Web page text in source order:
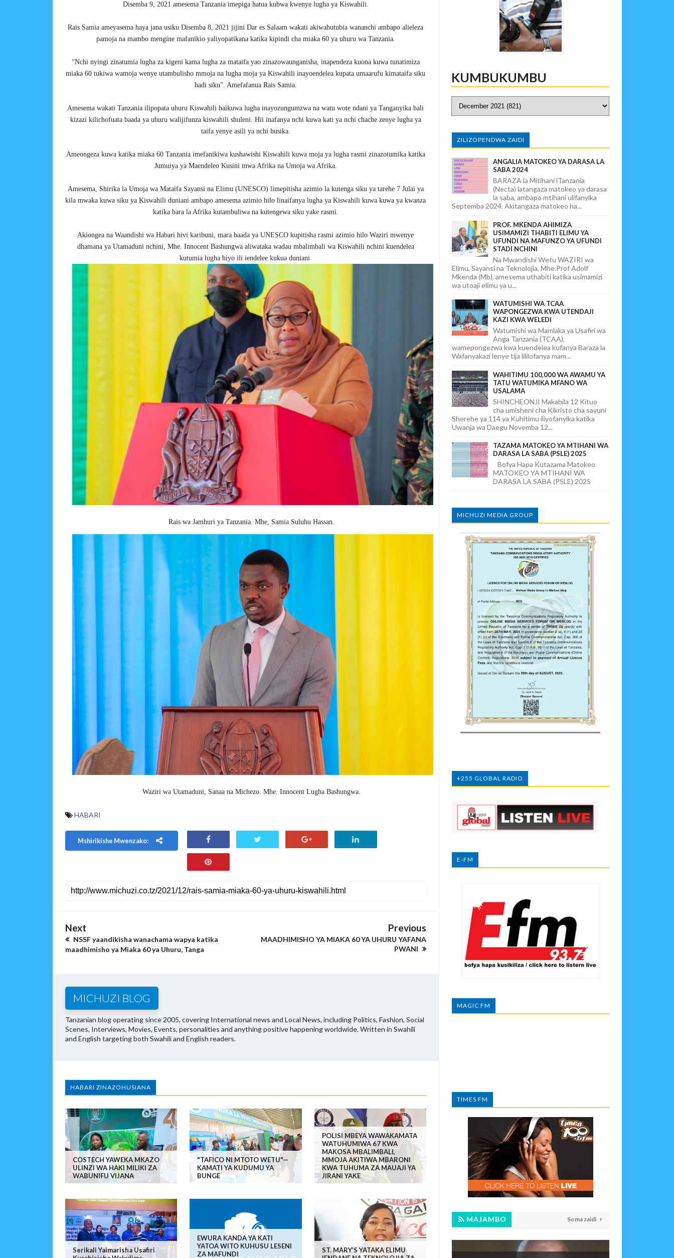
Disemba 9, 2021 amesema Tanzania imepiga hatua kubwa kwenye lugha ya Kiswahili.
Rais Samia ameyasema haya jana usiku Disemba 8, 2021 jijini Dar es Salaam wakati akiwahutubia wananchi ambapo alieleza
pamoja na mambo mengine mafanikio yaliyopatikana katika kipindi cha miaka 60 ya uhuru wa Tanzania.
“Nchi nyingi zinatumia lugha za kigeni kama lugha za mataifa yao zinazowaunganisha, inapendeza kuona kuwa tunatimiza
miaka 60 tukiwa wamoja wenye utambulisho mmoja na lugha moja ya Kiswahili inayoendelea kupata umaarufu kimataifa siku
hadi siku”. Amefafanua Rais Samia.
Amesema wakati Tanzania ilipopata uhuru Kiswahili haikuwa lugha inayozungumzwa na watu wote ndani ya Tanganyika bali
kizazi kilichofuata baada ya uhuru walijifunza kiswahili shuleni. Hii inafanya nchi kuwa kati ya nchi chache zenye lugha ya
taifa yenye asili ya nchi husika.
Ameongeza kuwa katika miaka 60 Tanzania imefanikiwa kushawishi Kiswahili kuwa moja ya lugha rasmi zinazotumika katika
Jumuiya ya Maendeleo Kusini mwa Afrika na Umoja wa Afrika.
Amesema, Shirika la Umoja wa Mataifa Sayansi na Elimu (UNESCO) limepitisha azimio la kutenga siku ya tarehe 7 Julai ya
kila mwaka kuwa siku ya Kiswahili duniani ambapo amesema azimio hilo linaifanya lugha ya Kiswahili kuwa kuwa ya kwanza
katika bara la Afrika kutambuliwa na kutengewa siku yake rasmi.
Akiongea na Waandishi wa Habari hivi karibuni, mara baada ya UNESCO kupitisha rasmi azimio hilo Waziri mwenye
dhamana ya Utamaduni nchini, Mhe. Innocent Bashungwa aliwataka wadau mbalimbali wa Kiswahili nchini kuendelea
kutumia lugha hiyo ili iendelee kukua duniani.
Rais wa Jamhuri ya Tanzania. Mhe, Samia Suluhu Hassan.
Waziri wa Utamaduni, Sanaa na Michezo. Mhe. Innocent Lugha Bashungwa.
HABARI
Mshirikishe Mwenzako:
Next
NSSF yaandikisha wanachama wapya katika
maadhimisho ya Miaka 60 ya Uhuru, Tanga
Previous
MAADHIMISHO YA MIAKA 60 YA UHURU YAFANA
PWANI
MICHUZI BLOG
Tanzanian blog operating since 2005, covering International news and Local News, including Politics, Fashion, Social
Scenes, Interviews, Movies, Events, personalities and anything positive happening worldwide. Written in Swahili
and English targeting both Swahili and English readers.
HABARI ZINAZOHUSIANA
COSTECH YAWEKA MKAZO
ULINZI WA HAKI MILIKI ZA
WABUNIFU VIJANA
"TAFICO NI MTOTO WETU"—
KAMATI YA KUDUMU YA
BUNGE
POLISI MBEYA WAWAKAMATA
WATUHUMIWA 67 KWA
MAKOSA MBALIMBALI,
MMOJA AKITIWA MBARONI
KWA TUHUMA ZA MAUAJI YA
JIRANI YAKE
Serikali Yaimarisha Usafiri
EWURA KANDA YA KATI
YATOA WITO KUHUSU LESENI
ZA MAFUNDI
ST. MARY’S YATAKA ELIMU
KUMBUKUMBU
ZILIZOPENDWA ZAIDI
ANGALIA MATOKEO YA DARASA LA
SABA 2024
BARAZA la Mitihani lTanzania
(Necta) latangaza matokeo ya darasa
la saba, ambapo mtihani ulifanyika
Septemba 2024. Akitangaza matokeo ha...
PROF. MKENDA AHIMIZA
USIMAMIZI THABITI ELIMU YA
UFUNDI NA MAFUNZO YA UFUNDI
STADI NCHINI
Na Mwandishi Wetu WAZIRI wa
Elimu, Sayansi na Teknolojia, Mhe.Prof Adolf
Mkenda (Mb), amesema uthabiti katika usimamizi
wa utoaji elimu ya u...
WATUMISHI WA TCAA
WAPONGEZWA KWA UTENDAJI
KAZI KWA WELEDI
Watumishi wa Mamlaka ya Usafiri wa
Anga Tanzania (TCAA),
wamepongezwa kwa kuendelea kufanya Baraza la
Wafanyakazi lenye tija lililofanya mam...
WAHITIMU 100,000 WA AWAMU YA
TATU WATUMIKA MFANO WA
USALAMA
SHINCHEONJI Makabila 12 Kituo
cha umisheni cha Kikristo cha sayuni
Sherehe ya 114 ya Kuhitimu iliyofanyika katika
Uwanja wa Daegu Novemba 12...
TAZAMA MATOKEO YA MTIHANI WA
DARASA LA SABA (PSLE) 2025
Bofya Hapa Kutazama Matokeo
MATOKEO YA MTIHANI WA
DARASA LA SABA (PSLE) 2025
MICHUZI MEDIA GROUP
+255 GLOBAL RADIO
E-FM
MAGIC FM
TIMES FM
MAJAMBO Soma zaidi